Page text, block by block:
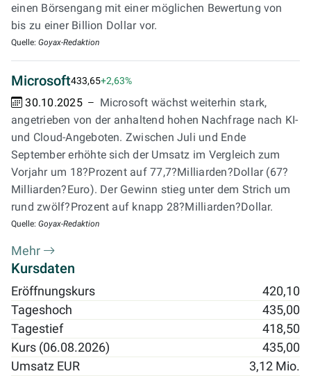
einen Börsengang mit einer möglichen Bewertung von
bis zu einer Billion Dollar vor.
Quelle: Goyax-Redaktion
Microsoft433,65+2,63%
30.10.2025
Microsoft wächst weiterhin stark,
angetrieben von der anhaltend hohen Nachfrage nach KI-
und Cloud-Angeboten. Zwischen Juli und Ende
September erhöhte sich der Umsatz im Vergleich zum
Vorjahr um 18?Prozent auf 77,7?Milliarden?Dollar (67?
Milliarden?Euro). Der Gewinn stieg unter dem Strich um
rund zwölf?Prozent auf knapp 28?Milliarden?Dollar.
Quelle: Goyax-Redaktion
Mehr
Kursdaten
Eröffnungskurs
420,10
Tageshoch
435,00
Tagestief
418,50
Kurs (06.08.2026)
435,00
Umsatz EUR
3,12 Mio.